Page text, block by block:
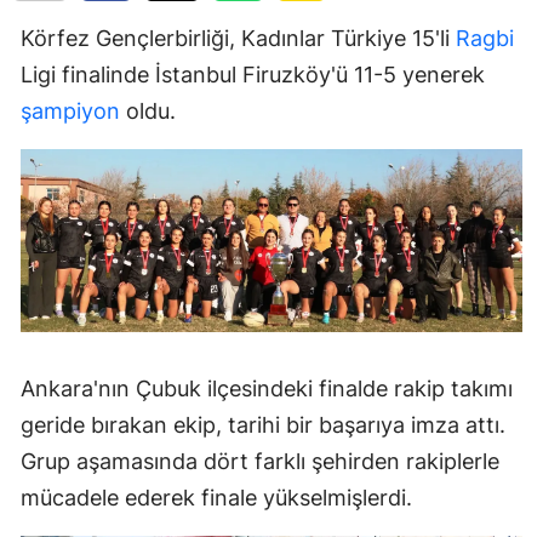
Körfez Gençlerbirliği, Kadınlar Türkiye 15'li Ragbi
Ligi finalinde İstanbul Firuzköy'ü 11-5 yenerek
şampiyon oldu.
Ankara'nın Çubuk ilçesindeki finalde rakip takımı
geride bırakan ekip, tarihi bir başarıya imza attı.
Grup aşamasında dört farklı şehirden rakiplerle
mücadele ederek finale yükselmişlerdi.